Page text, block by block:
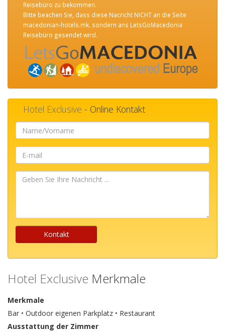
Reisebüro zu bekommen.
Bitte beachen Sie, dass diese Nacricht NICHT an die Seite
macedonian-hotels.mk. sondern ans LetsGoMacedonia
Reisebüro gesendet wird.
Hotel Exclusive - Online Kontakt
Name/Vorname
mail
Geben
Kontakt
Hotel Exclusive Merkmale
Merkmale
Bar • Outdoor eigenen Parkplatz • Restaurant
Ausstattung der Zimmer